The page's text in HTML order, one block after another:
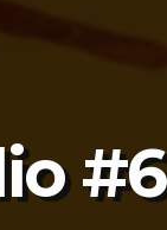
#6